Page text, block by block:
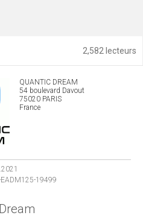
2,582 lecteurs
QUANTIC DREAM
54 boulevard Davout
75020 PARIS
France
EADM125-19499